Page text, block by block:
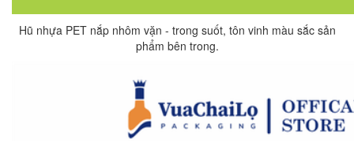
Hũ nhựa PET nắp nhôm vặn - trong suốt, tôn vinh màu sắc sản
phẩm bên trong.